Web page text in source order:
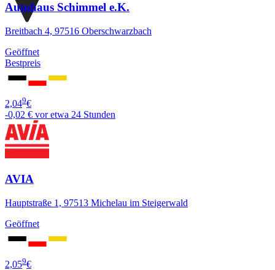
Autohaus Schimmel e.K.
Breitbach 4, 97516 Oberschwarzbach
Geöffnet
Bestpreis
2,049€
-0,02 € vor etwa 24 Stunden
AVIA
Hauptstraße 1, 97513 Michelau im Steigerwald
Geöffnet
2,059€